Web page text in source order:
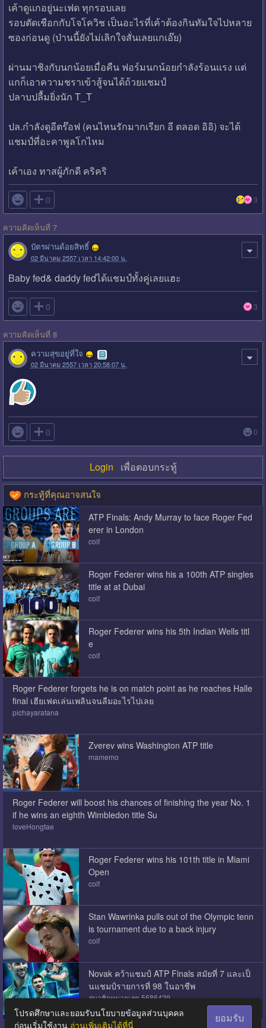
เค้าดูแกอยู่นะเฟด ทุกรอบเลย
รอบตัดเชือกกับโจโควิช เป็นอะไรที่เค้าต้องกินทัมใจไปหลาย
ซองก่อนดู (ป่านนี้ยังไม่เลิกใจสั่นเลยแกเอ๊ย)
ผ่านมาชิงกับนกน้อยเมื่อคืน ฟอร์มนกน้อยกำลังร้อนแรง แต่
แกก็เอาความชราเข้าสู้จนได้ถ้วยแชมป์
ปลาบปลื้มยิ่งนัก T_T
ปล.กำลังดูอีตร๊อฟ (คนไหนรักมากเรียก อี ตลอด อิอิ) จะได้
แชมป์ที่อะคาพูลโกไหม
เค้าเอง ทาสผู้ภักดี คริคริ
 0 3
ความคิดเห็นที่ 7
บัตรผ่านด้อยสิทธิ์
02 มีนาคม 2557 เวลา 14:42:00 น.
Baby fed& daddy fedได้แชมป์ทั้งคู่เลยแฮะ
 0 3
ความคิดเห็นที่ 8
ความสุขอยู่ที่ใจ
02 มีนาคม 2557 เวลา 20:58:07 น.
 0 0
Login เพื่อตอบกระทู้
กระทู้ที่คุณอาจสนใจ
ATP Finals: Andy Murray to face Roger Fed
erer in London
coif
Roger Federer wins his a 100th ATP singles
title at at Dubai
coif
Roger Federer wins his 5th Indian Wells titl
e
coif
Roger Federer forgets he is on match point as he reaches Halle
final เฮียเฟดเล่นเพลินจนลืมอะไรไปเลย
pichayaratana
Zverev wins Washington ATP title
mamemo
Roger Federer will boost his chances of finishing the year No. 1
if he wins an eighth Wimbledon title Su
loveHongtae
Roger Federer wins his 101th title in Miami
Open
coif
Stan Wawrinka pulls out of the Olympic tenn
is tournament due to a back injury
coif
Novak คว้าแชมป์ ATP Finals สมัยที่ 7 และเป็
นแชมป์รายการที่ 98 ในอาชีพ
สมาชิกหมายเลข 5686429
โปรดศึกษาและยอมรับนโยบายข้อมูลส่วนบุคคล
ก่อนเริ่มใช้งาน อ่านเพิ่มเติมได้ที่นี่
ยอมรับ